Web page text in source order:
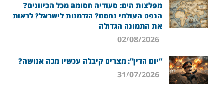
מפלצות הים: סעודיה חסומה מכל הכיוונים?
הנפט העולמי נחסם? הזדמנות לישראל? לראות
את התמונה הגדולה
“יום הדין”: מצרים קיבלה עכשיו מכה אנושה?